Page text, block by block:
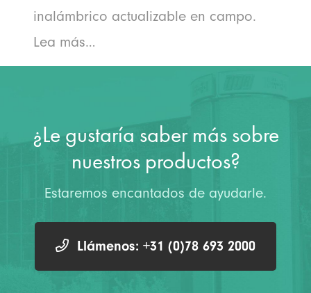
inalámbrico actualizable en campo.
Lea más…
¿Le gustaría saber más sobre
nuestros productos?
Estaremos encantados de ayudarle.
Llámenos: +31 (0)78 693 2000